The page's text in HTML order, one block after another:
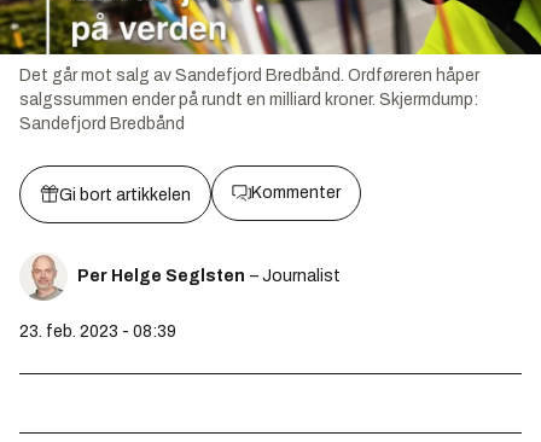
Det går mot salg av Sandefjord Bredbånd. Ordføreren håper
salgssummen ender på rundt en milliard kroner. Skjermdump:
Sandefjord Bredbånd
Gi bort artikkelen Kommenter
Per Helge Seglsten – Journalist
23. feb. 2023 - 08:39